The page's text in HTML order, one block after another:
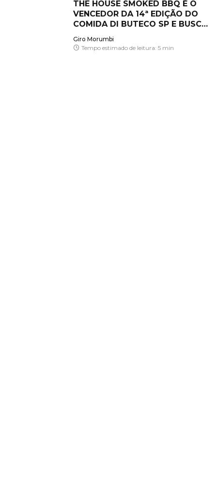
THE HOUSE SMOKED BBQ É O
VENCEDOR DA 14ª EDIÇÃO DO
COMIDA DI BUTECO SP E BUSCA
O TÍTULO INÉDITO NACIONAL
Giro Morumbi
Tempo estimado de leitura: 5 min